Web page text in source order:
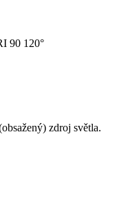
90 120°
zdroj světla.